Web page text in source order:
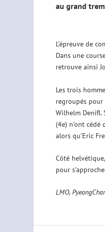
au grand
L’épreuve de
Dans une
retrouve ainsi
Les trois
regroupés
Wilhelm Denifl.
(4e) n’ont
alors qu’Eric
Côté
pour
LMO,